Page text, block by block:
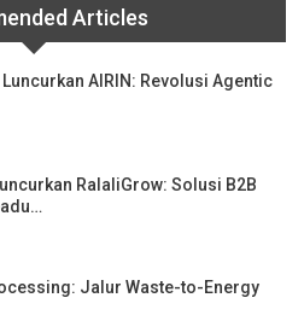
Articles
AIRIN: Revolusi Agentic
RalaliGrow: Solusi B2B
Jalur Waste-to-Energy